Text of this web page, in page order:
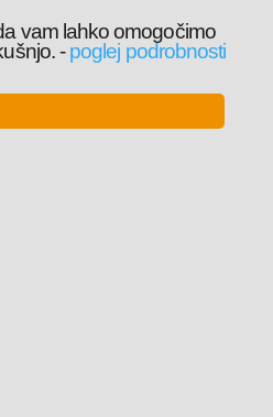
vam lahko omogočimo
-poglej podrobnosti